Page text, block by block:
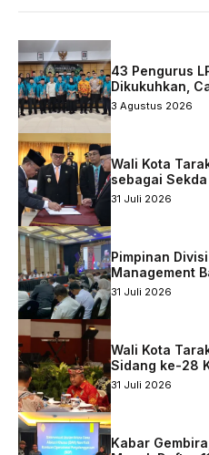
43 Pengurus
Dikukuhkan,
Qurani
3 Agustus 2026
Wali Kota
sebagai Sekda
31 Juli 2026
Pimpinan
Management
Percepatan
31 Juli 2026
Wali Kota
Sidang ke-28
Tingkat
31 Juli 2026
Kabar